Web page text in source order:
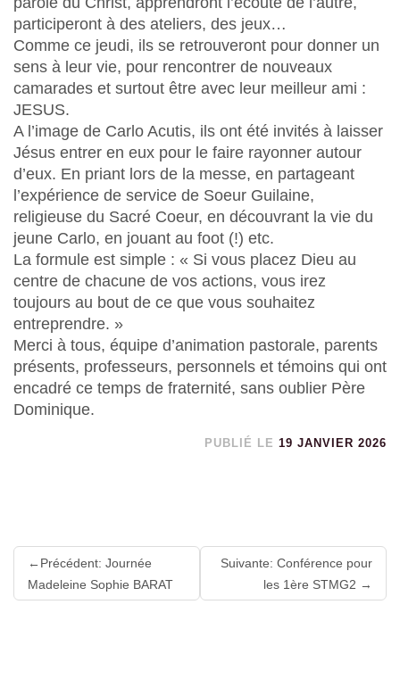
participeront à des ateliers, des jeux…
Comme ce jeudi, ils se retrouveront pour donner un
sens à leur vie, pour rencontrer de nouveaux
camarades et surtout être avec leur meilleur ami :
JESUS.
A l’image de Carlo Acutis, ils ont été invités à laisser
Jésus entrer en eux pour le faire rayonner autour
d’eux. En priant lors de la messe, en partageant
l’expérience de service de Soeur Guilaine,
religieuse du Sacré Coeur, en découvrant la vie du
jeune Carlo, en jouant au foot (!) etc.
La formule est simple : « Si vous placez Dieu au
centre de chacune de vos actions, vous irez
toujours au bout de ce que vous souhaitez
entreprendre. »
Merci à tous, équipe d’animation pastorale, parents
présents, professeurs, personnels et témoins qui ont
encadré ce temps de fraternité, sans oublier Père
Dominique.
PUBLIÉ LE 19 JANVIER 2026
Lire
suite
Précédent: Journée
Madeleine Sophie BARAT
Suivante: Conférence pour
les 1ère STMG2